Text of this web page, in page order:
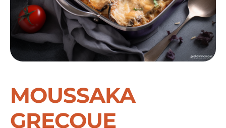
MOUSSAKA
GRECQUE